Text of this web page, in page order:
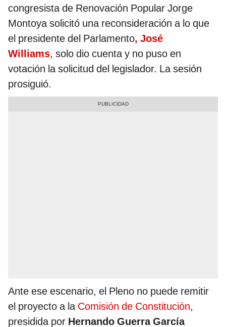
congresista de Renovación Popular Jorge
Montoya solicitó una reconsideración a lo que
el presidente del Parlamento, José
Williams, solo dio cuenta y no puso en
votación la solicitud del legislador. La sesión
prosiguió.
Ante ese escenario, el Pleno no puede remitir
el proyecto a la Comisión de Constitución,
presidida por Hernando Guerra García